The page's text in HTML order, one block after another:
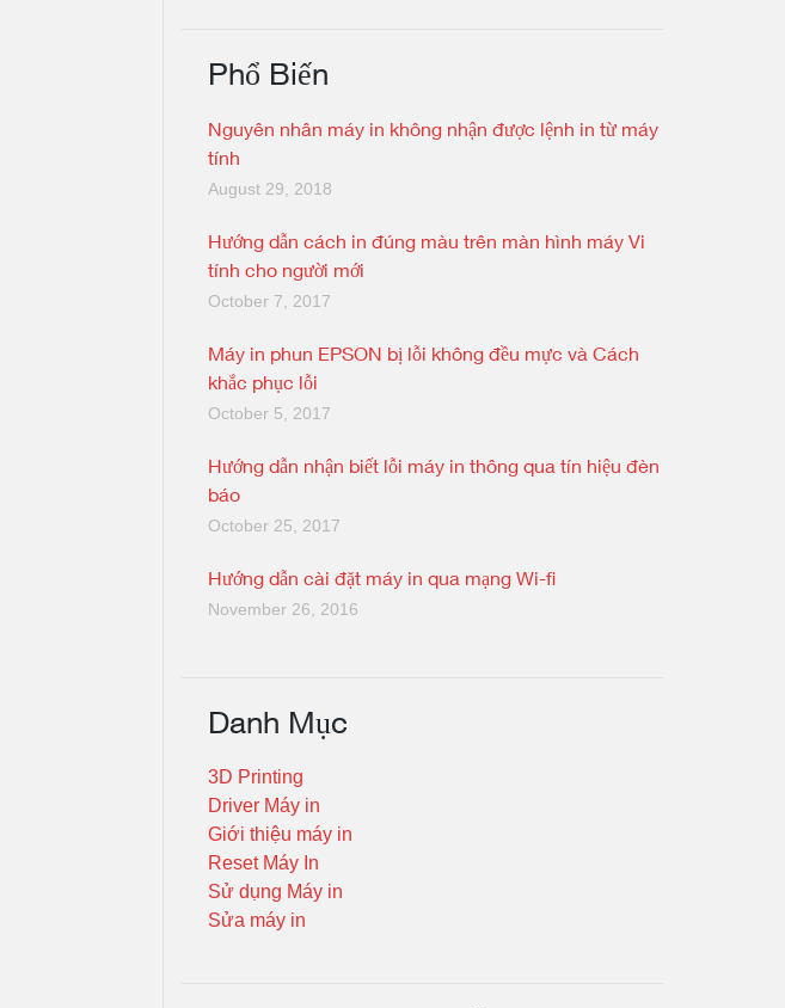
Phổ Biến
Nguyên nhân máy in không nhận được lệnh in từ máy
tính
August 29, 2018
Hướng dẫn cách in đúng màu trên màn hình máy Vi
tính cho người mới
October 7, 2017
Máy in phun EPSON bị lỗi không đều mực và Cách
khắc phục lỗi
October 5, 2017
Hướng dẫn nhận biết lỗi máy in thông qua tín hiệu đèn
báo
October 25, 2017
Hướng dẫn cài đặt máy in qua mạng Wi-fi
November 26, 2016
Danh Mục
3D Printing
Driver Máy in
Giới thiệu máy in
Reset Máy In
Sử dụng Máy in
Sửa máy in